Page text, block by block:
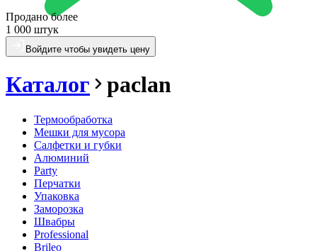
Продано более
1 000 штук
Войдите чтобы увидеть цену
Каталог paclan
Термообработка
Мешки для мусора
Салфетки и губки
Алюминий
Party
Перчатки
Упаковка
Заморозка
Швабры
Professional
Brileo